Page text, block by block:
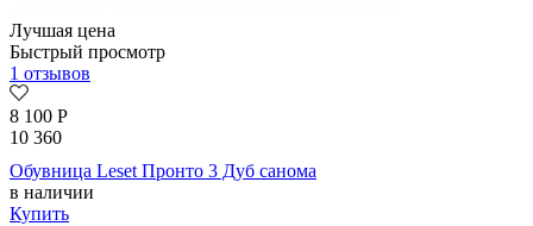
Лучшая цена
Быстрый просмотр
1 отзывов
8 100 Р
10 360
Обувница Leset Пронто 3 Дуб санома
в наличии
Купить